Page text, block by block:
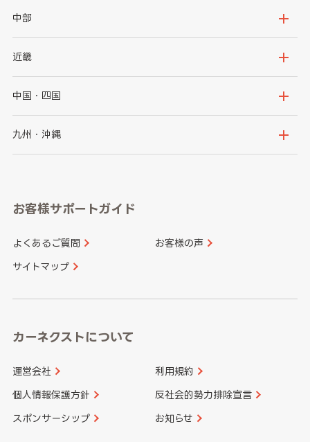
岩手県
秋田県
茨城県
群馬県
千葉県
神奈川県
中部
新潟県
石川県
山梨県
愛知県
近畿
大阪府
京都府
和歌山県
中国・四国
鳥取県
山口県
香川県 愛媛県
九州・沖縄
長崎県
大分県 宮崎県
お客様サポートガイド
よくあるご質問 お客様の声
サイトマップ
カーネクストについて
運営会社 利用規約
個人情報保護方針 反社会的勢力排除宣言
スポンサーシップ お知らせ